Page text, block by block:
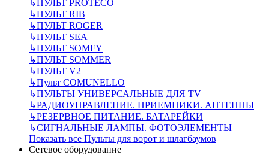
↳ПУЛЬТ PROTECO
↳ПУЛЬТ RIB
↳ПУЛЬТ ROGER
↳ПУЛЬТ SEA
↳ПУЛЬТ SOMFY
↳ПУЛЬТ SOMMER
↳ПУЛЬТ V2
↳Пульт СOMUNELLO
↳ПУЛЬТЫ УНИВЕРСАЛЬНЫЕ ДЛЯ TV
↳РАДИОУПРАВЛЕНИЕ. ПРИЕМНИКИ. АНТЕННЫ
↳РЕЗЕРВНОЕ ПИТАНИЕ. БАТАРЕЙКИ
↳СИГНАЛЬНЫЕ ЛАМПЫ. ФОТОЭЛЕМЕНТЫ
Показать все Пульты для ворот и шлагбаумов
Сетевое оборудование